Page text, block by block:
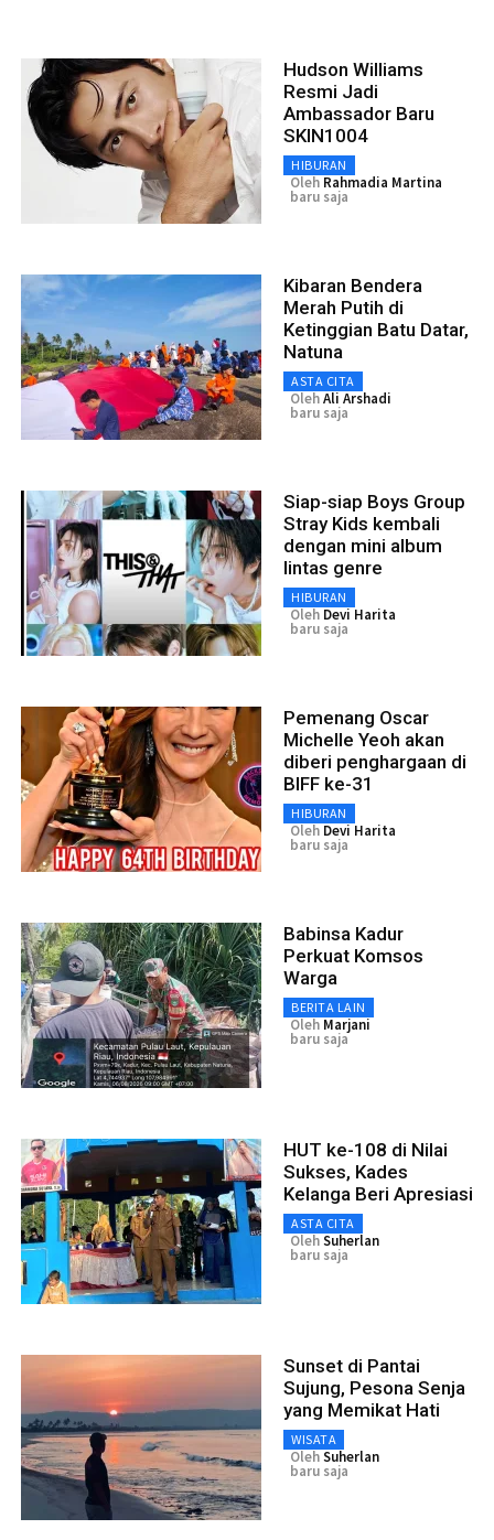
Hudson Williams
Resmi Jadi
Ambassador Baru
SKIN1004
HIBURAN
Oleh Rahmadia Martina
baru saja
Kibaran Bendera
Merah Putih di
Ketinggian Batu Datar,
Natuna
ASTA CITA
OlehAli Arshadi
baru saja
Siap-siap Boys Group
Stray Kids kembali
dengan mini album
lintas genre
HIBURAN
Oleh Devi Harita
baru saja
Pemenang Oscar
Michelle Yeoh akan
diberi penghargaan di
BIFF ke-31
HIBURAN
Oleh Devi Harita
baru saja
Babinsa Kadur
Perkuat Komsos
Warga
BERITA LAIN
Oleh Marjani
baru saja
HUT ke-108 di Nilai
Sukses, Kades
Kelanga Beri Apresiasi
ASTA CITA
OlehSuherlan
baru saja
Sunset di Pantai
Sujung, Pesona Senja
yang Memikat Hati
WISATA
OlehSuherlan
baru saja